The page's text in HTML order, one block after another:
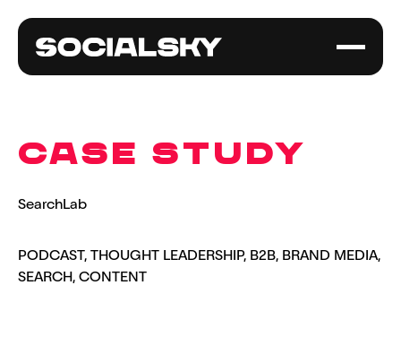
CASE STUDY
SearchLab
PODCAST, THOUGHT LEADERSHIP, B2B, BRAND MEDIA,
SEARCH, CONTENT